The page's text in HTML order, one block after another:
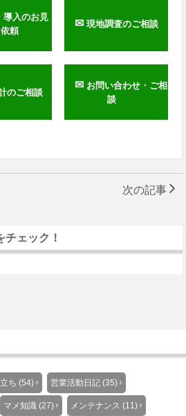
導入のお見
頼
✉ 現地調査のご相談
のご相談 ✉ お問い合わせ・ご相
談
次の記事
ェック！
ち (54) 営業活動日記 (35)
マメ知識 (27) メンテナンス (11)